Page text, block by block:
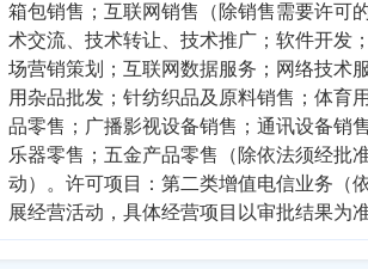
箱包销售；互联网销售（除销售需要许可
术交流、技术转让、技术推广；软件开发
场营销策划；互联网数据服务；网络技术
用杂品批发；针纺织品及原料销售；体育
品零售；广播影视设备销售；通讯设备销
乐器零售；五金产品零售（除依法须经批
动）。许可项目：第二类增值电信业务（
展经营活动，具体经营项目以审批结果为准